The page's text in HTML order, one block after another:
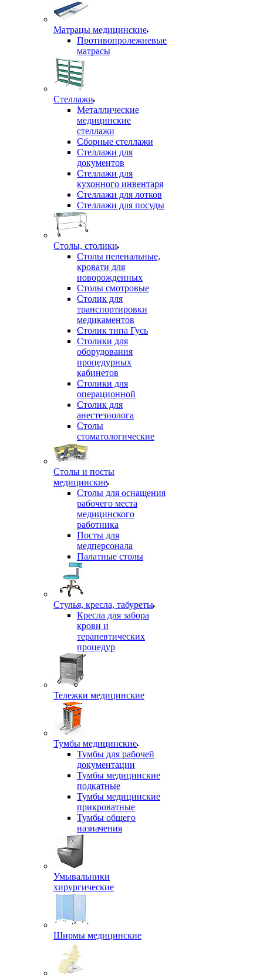
Матрацы медицинские
Противопролежневые
матрасы
Стеллажи
Металлические
медицинские
стеллажи
Сборные стеллажи
Стеллажи для
документов
Стеллажи для
кухонного инвентаря
Стеллажи для лотков
Стеллажи для посуды
Столы, столики
Столы пеленальные,
кровати для
новорожденных
Столы смотровые
Столик для
транспортировки
медикаментов
Столик типа Гусь
Столики для
оборудования
процедурных
кабинетов
Столики для
операционной
Столик для
анестезиолога
Столы
стоматологические
Столы и посты
медицинские
Столы для оснащения
рабочего места
медицинского
работника
Посты для
медперсонала
Палатные столы
Стулья, кресла, табуреты
Кресла для забора
крови и
терапевтических
процедур
Тележки медицинские
Тумбы медицинские
Тумбы для рабочей
документации
Тумбы медицинские
подкатные
Тумбы медицинские
прикроватные
Тумбы общего
назначения
Умывальники
хирургические
Ширмы медицинские